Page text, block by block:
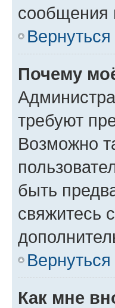
сообщения
Почему
требуют
Возможно
быть
свяжитесь
Как мне